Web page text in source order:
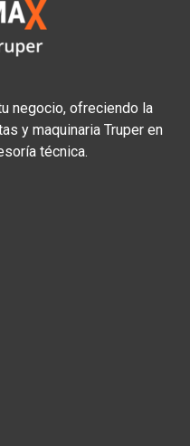
negocio, ofreciendo la
y maquinaria Truper en
técnica.